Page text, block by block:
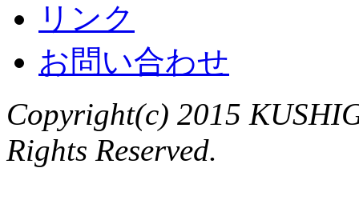
リンク
お問い合わせ
Copyright(c) 2015
Rights Reserved.